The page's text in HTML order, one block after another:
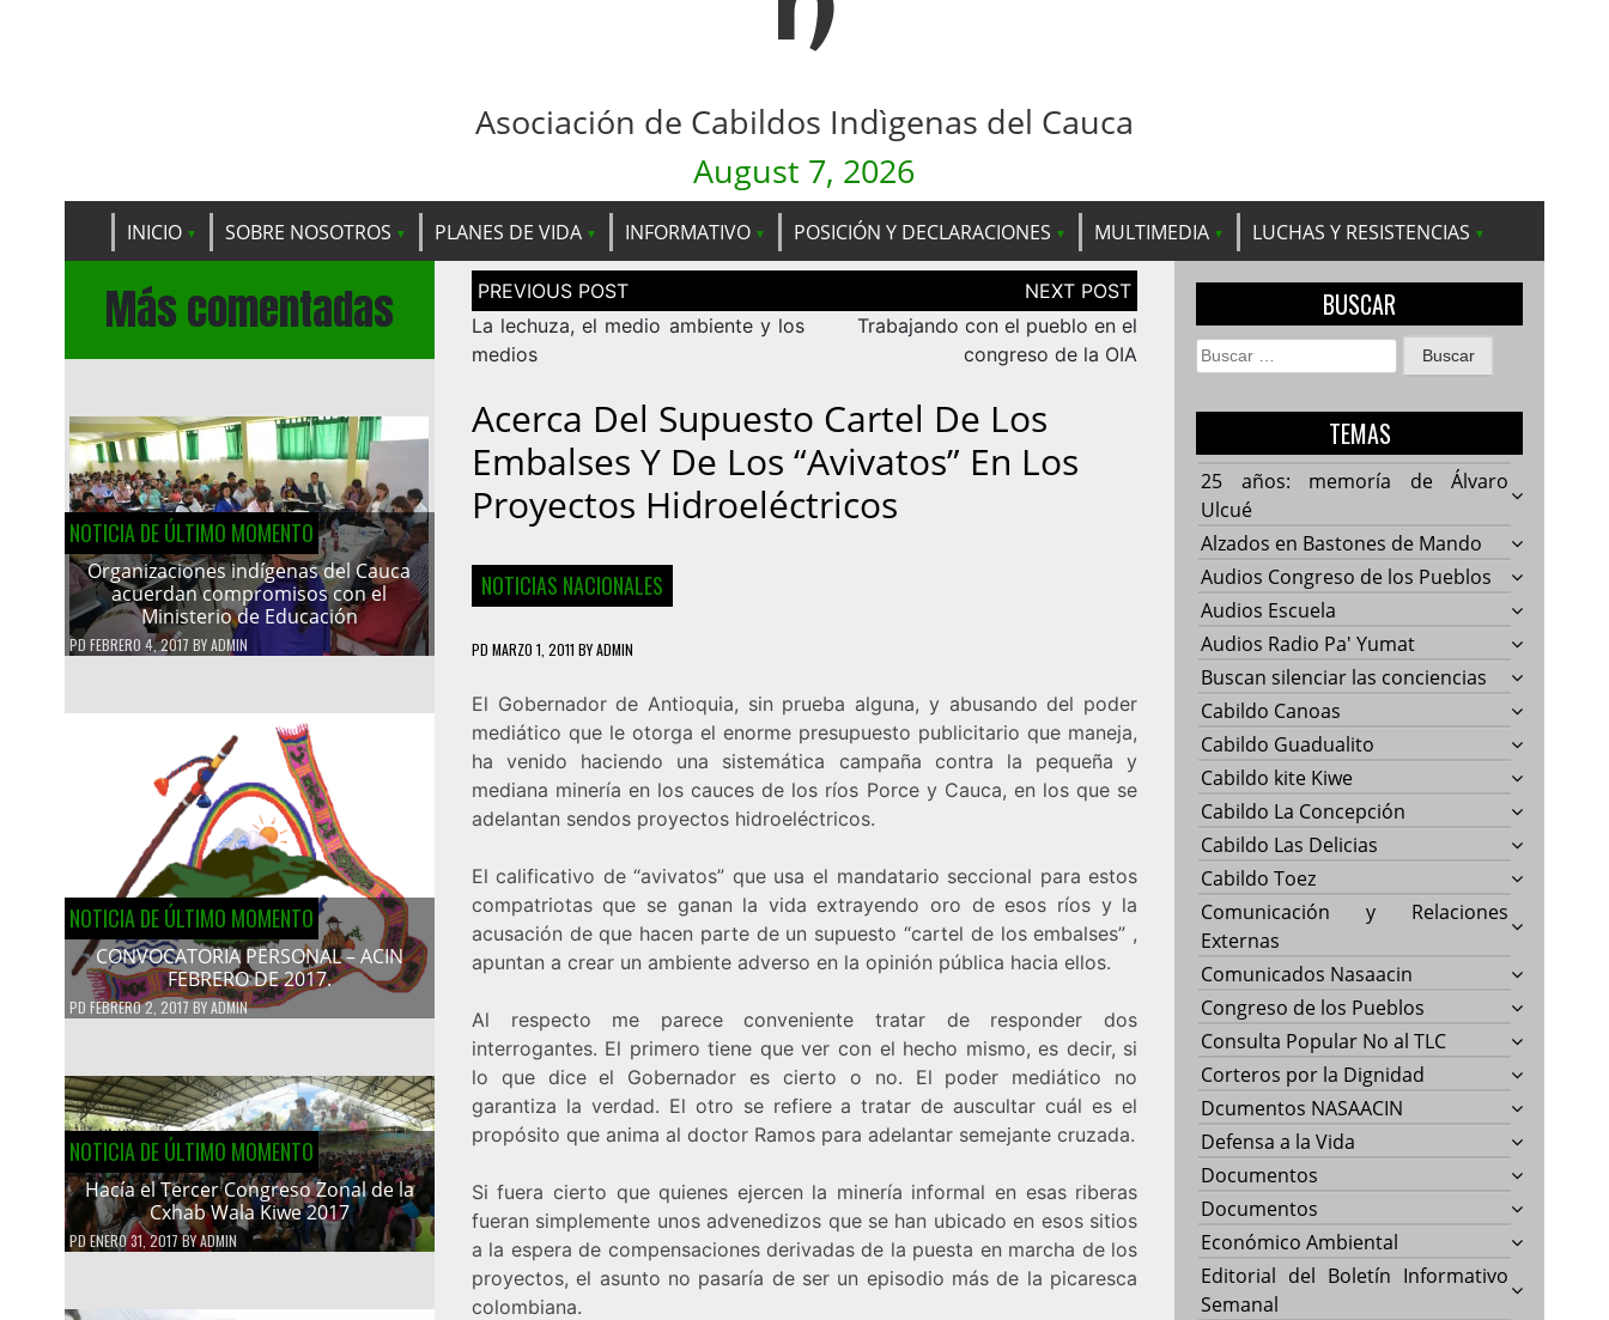
Asociación de Cabildos Indìgenas del Cauca
August 7, 2026
INICIO SOBRE NOSOTROS PLANES DE VIDA INFORMATIVO POSICIÓN Y DECLARACIONES MULTIMEDIA LUCHAS Y RESISTENCIAS
Más comentadas
NOTICIA DE ÚLTIMO MOMENTO
Organizaciones indígenas del Cauca
acuerdan compromisos con el
Ministerio de Educación
PD FEBRERO 4, 2017 BYADMIN
NOTICIA DE ÚLTIMO MOMENTO
CONVOCATORIA PERSONAL – ACIN
FEBRERO DE 2017.
PD FEBRERO 2, 2017BYADMIN
NOTICIA DE ÚLTIMO MOMENTO
Hacía el Tercer Congreso Zonal de la
Cxhab Wala Kiwe 2017
PDENERO 31, 2017BYADMIN
Navegación
de
entradas
La lechuza, el medio ambiente y los
medios
Trabajando con el pueblo en el
congreso de la OIA
Acerca Del Supuesto Cartel De Los
Embalses Y De Los “avivatos” En Los
Proyectos Hidroeléctricos
NOTICIAS NACIONALES
PD MARZO 1, 2011 BYADMIN
El Gobernador de Antioquia, sin prueba alguna, y abusando del poder
mediático que le otorga el enorme presupuesto publicitario que maneja,
ha venido haciendo una sistemática campaña contra la pequeña y
mediana minería en los cauces de los ríos Porce y Cauca, en los que se
adelantan sendos proyectos hidroeléctricos.
El calificativo de “avivatos” que usa el mandatario seccional para estos
compatriotas que se ganan la vida extrayendo oro de esos ríos y la
acusación de que hacen parte de un supuesto “cartel de los embalses” ,
apuntan a crear un ambiente adverso en la opinión pública hacia ellos.
Al respecto me parece conveniente tratar de responder dos
interrogantes. El primero tiene que ver con el hecho mismo, es decir, si
lo que dice el Gobernador es cierto o no. El poder mediático no
garantiza la verdad. El otro se refiere a tratar de auscultar cuál es el
propósito que anima al doctor Ramos para adelantar semejante cruzada.
Si fuera cierto que quienes ejercen la minería informal en esas riberas
fueran simplemente unos advenedizos que se han ubicado en esos sitios
a la espera de compensaciones derivadas de la puesta en marcha de los
proyectos, el asunto no pasaría de ser un episodio más de la picaresca
colombiana.
BUSCAR
Buscar:
TEMAS
25 años: memoría de Álvaro
Ulcué
Alzados en Bastones de Mando
Audios Congreso de los Pueblos
Audios Escuela
Audios Radio Pa' Yumat
Buscan silenciar las conciencias
Cabildo Canoas
Cabildo Guadualito
Cabildo kite Kiwe
Cabildo La Concepción
Cabildo Las Delicias
Cabildo Toez
Comunicación y Relaciones
Externas
Comunicados Nasaacin
Congreso de los Pueblos
Consulta Popular No al TLC
Corteros por la Dignidad
Dcumentos NASAACIN
Defensa a la Vida
Documentos
Documentos
Económico Ambiental
Editorial del Boletín Informativo
Semanal